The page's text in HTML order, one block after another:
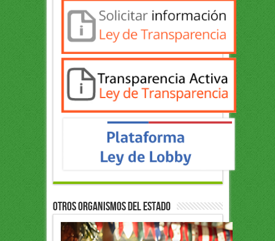
OTROS ORGANISMOS DEL ESTADO